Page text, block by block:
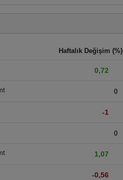
Haftalık Değişim (%)
0,72
0
-1
0
1,07
-0,56